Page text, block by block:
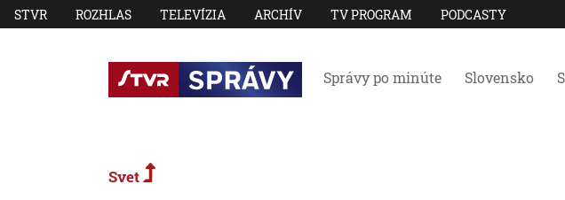
STVR ROZHLAS TELEVÍZIA ARCHÍV TV PROGRAM PODCASTY
Správy po minúte Slovensko
Svet